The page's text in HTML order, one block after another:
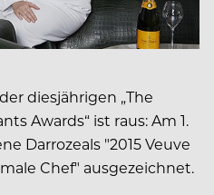
diesjährigen „The
Awards“ ist raus: Am 1.
Darrozeals "2015 Veuve
Chef" ausgezeichnet.